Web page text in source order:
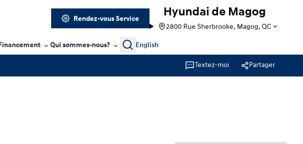
Rendez-vous Service
Hyundai de Magog
2800 Rue Sherbrooke, Magog, QC
Qui sommes-nous? Search
English
Textez-moi Partager